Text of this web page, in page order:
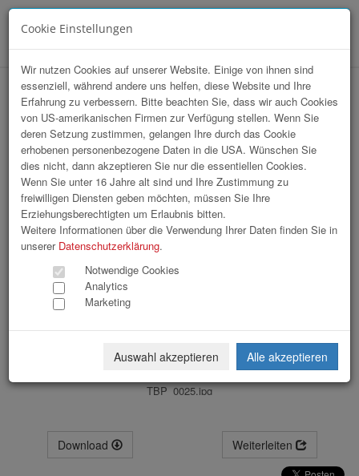
HAK-Event 2026
TBP_0025.jpg
Download Weiterleiten
Cookie Einstellungen
Wir nutzen Cookies auf unserer Website. Einige von ihnen sind
essenziell, während andere uns helfen, diese Website und Ihre
Erfahrung zu verbessern. Bitte beachten Sie, dass wir auch Cookies
von US-amerikanischen Firmen zur Verfügung stellen. Wenn Sie
deren Setzung zustimmen, gelangen Ihre durch das Cookie
erhobenen personenbezogene Daten in die USA. Wünschen Sie
dies nicht, dann akzeptieren Sie nur die essentiellen Cookies.
Wenn Sie unter 16 Jahre alt sind und Ihre Zustimmung zu
freiwilligen Diensten geben möchten, müssen Sie Ihre
Erziehungsberechtigten um Erlaubnis bitten.
Weitere Informationen über die Verwendung Ihrer Daten finden Sie in
unserer Datenschutzerklärung.
Notwendige Cookies
Analytics
Marketing
Auswahl akzeptieren Alle akzeptieren